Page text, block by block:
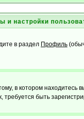
и настройки
в раздел Профиль
в котором
требуется быть